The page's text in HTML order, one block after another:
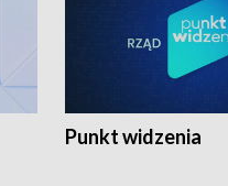
Punkt widzenia